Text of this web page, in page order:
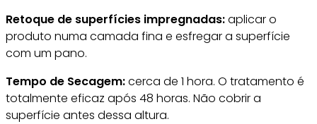
Retoque de superfícies impregnadas:aplicar o
produto numa camada fina e esfregar a superfície
com um pano.
Tempo de Secagem:cerca de 1 hora. O tratamento é
totalmente eficaz após 48 horas. Não cobrir a
superfície antes dessa altura.